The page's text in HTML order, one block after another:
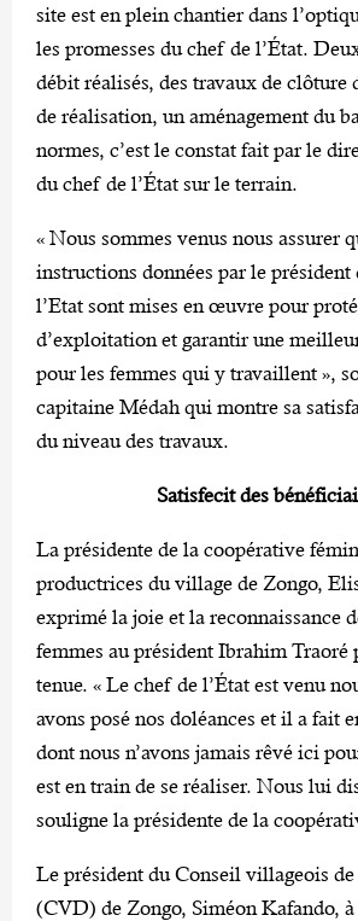
site est en plein chantier dans
les promesses du chef de l’État.
débit réalisés, des travaux de clôture
de réalisation, un aménagement du
normes, c’est le constat fait par le
du chef de l’État sur le terrain.
« Nous sommes venus nous assurer
instructions données par le président
l’Etat sont mises en œuvre pour
d’exploitation et garantir une
pour les femmes qui y travaillent »,
capitaine Médah qui montre sa
du niveau des travaux.
Satisfecit des
La présidente de la coopérative
productrices du village de Zongo,
exprimé la joie et la reconnaissance
femmes au président Ibrahim Traoré
tenue. « Le chef de l’État est venu
avons posé nos doléances et il a fait
dont nous n’avons jamais rêvé ici
est en train de se réaliser. Nous lui
souligne la présidente de la
Le président du Conseil villageois
(CVD) de Zongo, Siméon Kafando,